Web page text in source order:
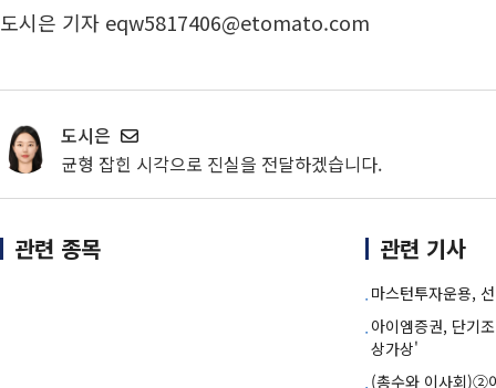
도시은 기자 eqw5817406@etomato.com
도시은
균형 잡힌 시각으로 진실을 전달하겠습니다.
관련 종목 관련 기사
마스턴투자운용,
아이엠증권, 단기
상가상'
(총수와 이사회)②